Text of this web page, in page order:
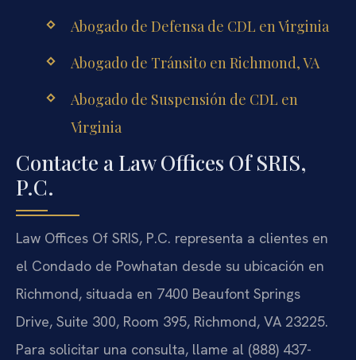
Abogado de Defensa de CDL en Virginia
Abogado de Tránsito en Richmond, VA
Abogado de Suspensión de CDL en
Virginia
Contacte a Law Offices Of SRIS,
P.C.
Law Offices Of SRIS, P.C. representa a clientes en
el Condado de Powhatan desde su ubicación en
Richmond, situada en 7400 Beaufont Springs
Drive, Suite 300, Room 395, Richmond, VA 23225.
Para solicitar una consulta, llame al (888) 437-